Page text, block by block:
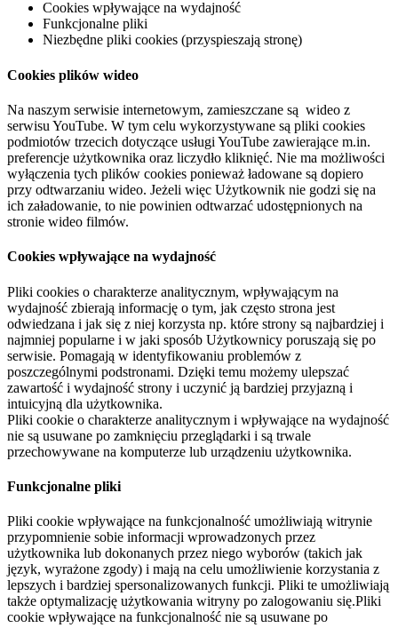
Cookies wpływające na wydajność
Funkcjonalne pliki
Niezbędne pliki cookies (przyspieszają stronę)
Cookies plików wideo
Na naszym serwisie internetowym, zamieszczane są wideo z
serwisu YouTube. W tym celu wykorzystywane są pliki cookies
podmiotów trzecich dotyczące usługi YouTube zawierające m.in.
preferencje użytkownika oraz liczydło kliknięć. Nie ma możliwości
wyłączenia tych plików cookies ponieważ ładowane są dopiero
przy odtwarzaniu wideo. Jeżeli więc Użytkownik nie godzi się na
ich załadowanie, to nie powinien odtwarzać udostępnionych na
stronie wideo filmów.
Cookies wpływające na wydajność
Pliki cookies o charakterze analitycznym, wpływającym na
wydajność zbierają informację o tym, jak często strona jest
odwiedzana i jak się z niej korzysta np. które strony są najbardziej i
najmniej popularne i w jaki sposób Użytkownicy poruszają się po
serwisie. Pomagają w identyfikowaniu problemów z
poszczególnymi podstronami. Dzięki temu możemy ulepszać
zawartość i wydajność strony i uczynić ją bardziej przyjazną i
intuicyjną dla użytkownika.
Pliki cookie o charakterze analitycznym i wpływające na wydajność
nie są usuwane po zamknięciu przeglądarki i są trwale
przechowywane na komputerze lub urządzeniu użytkownika.
Funkcjonalne pliki
Pliki cookie wpływające na funkcjonalność umożliwiają witrynie
przypomnienie sobie informacji wprowadzonych przez
użytkownika lub dokonanych przez niego wyborów (takich jak
język, wyrażone zgody) i mają na celu umożliwienie korzystania z
lepszych i bardziej spersonalizowanych funkcji. Pliki te umożliwiają
także optymalizację użytkowania witryny po zalogowaniu się.Pliki
cookie wpływające na funkcjonalność nie są usuwane po